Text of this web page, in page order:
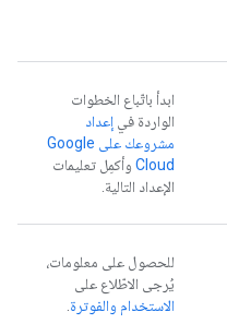
ابدأ باتّباع الخطوات
الواردة في إعداد
مشروعك على Google
Cloud وأكمِل تعليمات
الإعداد التالية.
للحصول على معلومات،
يُرجى الاطّلاع على
الاستخدام والفوترة